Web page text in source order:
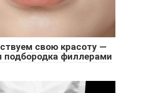
свою красоту —
подбородка филлерами